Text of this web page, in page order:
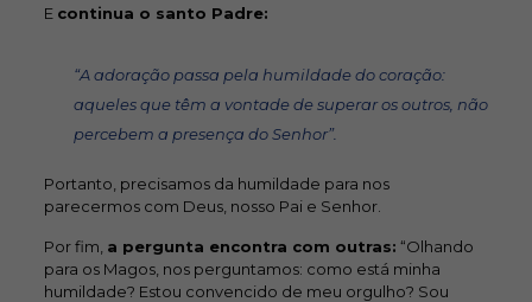
E continua o santo Padre:
“A adoração passa pela humildade do coração:
aqueles que têm a vontade de superar os outros, não
percebem a presença do Senhor”.
Portanto, precisamos da humildade para nos
parecermos com Deus, nosso Pai e Senhor.
Por fim, a pergunta encontra com outras: “Olhando
para os Magos, nos perguntamos: como está minha
humildade? Estou convencido de meu orgulho? Sou